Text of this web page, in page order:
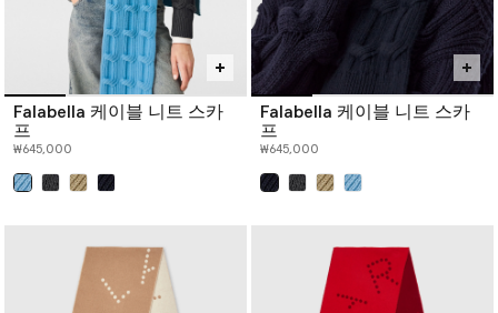
Falabella 케이블 니트 스카
프
₩645,000
Falabella 케이블 니트 스카
프
₩645,000